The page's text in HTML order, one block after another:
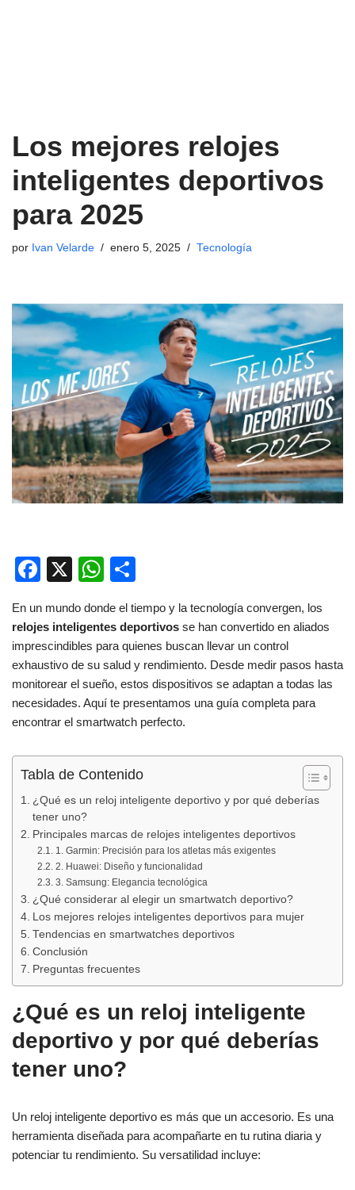
Los mejores relojes
inteligentes deportivos
para 2025
por Ivan Velarde enero 5, 2025 Tecnología
F
c
e
b
o
o
X
W
at
s
A
p
p
m
p
ar
tir
En un mundo donde el tiempo y la tecnología convergen, los
relojes inteligentes deportivos se han convertido en aliados
imprescindibles para quienes buscan llevar un control
exhaustivo de su salud y rendimiento. Desde medir pasos hasta
monitorear el sueño, estos dispositivos se adaptan a todas las
necesidades. Aquí te presentamos una guía completa para
encontrar el smartwatch perfecto.
Tabla de Contenido
¿Qué es un reloj inteligente deportivo y por qué deberías
tener uno?
Principales marcas de relojes inteligentes deportivos
1. Garmin: Precisión para los atletas más exigentes
2. Huawei: Diseño y funcionalidad
3. Samsung: Elegancia tecnológica
¿Qué considerar al elegir un smartwatch deportivo?
Los mejores relojes inteligentes deportivos para mujer
Tendencias en smartwatches deportivos
Conclusión
Preguntas frecuentes
¿Qué es un reloj inteligente
deportivo y por qué deberías
tener uno?
Un reloj inteligente deportivo es más que un accesorio. Es una
herramienta diseñada para acompañarte en tu rutina diaria y
potenciar tu rendimiento. Su versatilidad incluye: